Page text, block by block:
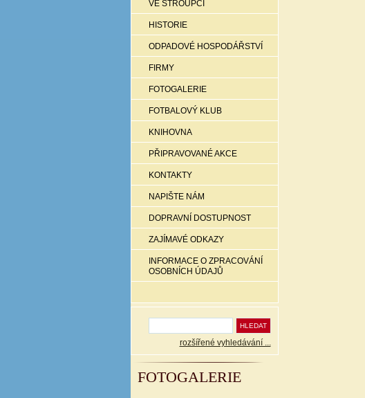
VE STROUPČI
HISTORIE
ODPADOVÉ HOSPODÁŘSTVÍ
FIRMY
FOTOGALERIE
FOTBALOVÝ KLUB
KNIHOVNA
PŘIPRAVOVANÉ AKCE
KONTAKTY
NAPIŠTE NÁM
DOPRAVNÍ DOSTUPNOST
ZAJÍMAVÉ ODKAZY
INFORMACE O ZPRACOVÁNÍ
OSOBNÍCH ÚDAJŮ
rozšířené vyhledávání ...
FOTOGALERIE